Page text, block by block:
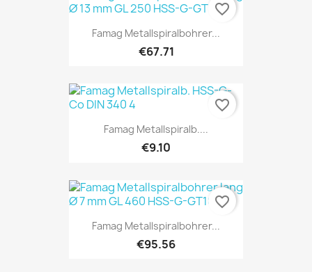
Famag Metallspiralbohrer...
€67.71
favorite_border
Famag Metallspiralb....
€9.10
favorite_border
Famag Metallspiralbohrer...
€95.56
favorite_border